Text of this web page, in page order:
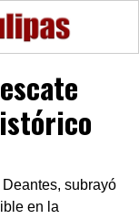
subrayó
en la